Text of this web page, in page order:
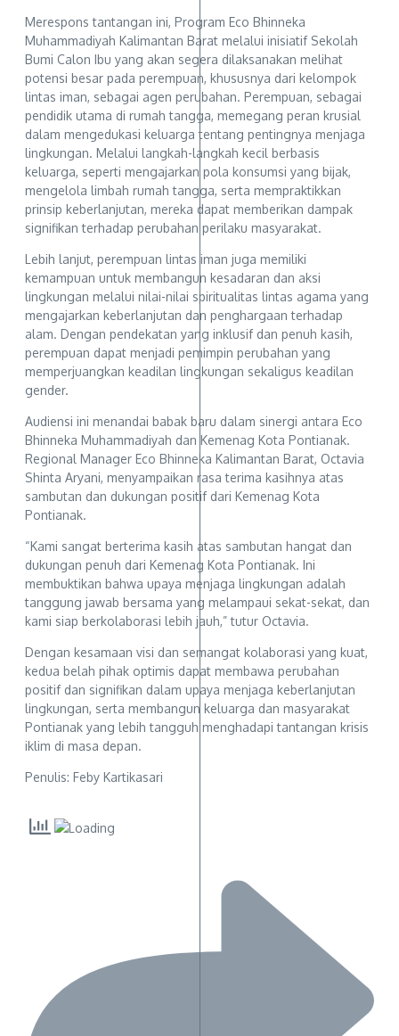
Merespons tantangan ini, Program Eco Bhinneka
Muhammadiyah Kalimantan Barat melalui inisiatif Sekolah
Bumi Calon Ibu yang akan segera dilaksanakan melihat
potensi besar pada perempuan, khususnya dari kelompok
lintas iman, sebagai agen perubahan. Perempuan, sebagai
pendidik utama di rumah tangga, memegang peran krusial
dalam mengedukasi keluarga tentang pentingnya menjaga
lingkungan. Melalui langkah-langkah kecil berbasis
keluarga, seperti mengajarkan pola konsumsi yang bijak,
mengelola limbah rumah tangga, serta mempraktikkan
prinsip keberlanjutan, mereka dapat memberikan dampak
signifikan terhadap perubahan perilaku masyarakat.
Lebih lanjut, perempuan lintas iman juga memiliki
kemampuan untuk membangun kesadaran dan aksi
lingkungan melalui nilai-nilai spiritualitas lintas agama yang
mengajarkan keberlanjutan dan penghargaan terhadap
alam. Dengan pendekatan yang inklusif dan penuh kasih,
perempuan dapat menjadi pemimpin perubahan yang
memperjuangkan keadilan lingkungan sekaligus keadilan
gender.
Audiensi ini menandai babak baru dalam sinergi antara Eco
Bhinneka Muhammadiyah dan Kemenag Kota Pontianak.
Regional Manager Eco Bhinneka Kalimantan Barat, Octavia
Shinta Aryani, menyampaikan rasa terima kasihnya atas
sambutan dan dukungan positif dari Kemenag Kota
Pontianak.
“Kami sangat berterima kasih atas sambutan hangat dan
dukungan penuh dari Kemenag Kota Pontianak. Ini
membuktikan bahwa upaya menjaga lingkungan adalah
tanggung jawab bersama yang melampaui sekat-sekat, dan
kami siap berkolaborasi lebih jauh,” tutur Octavia.
Dengan kesamaan visi dan semangat kolaborasi yang kuat,
kedua belah pihak optimis dapat membawa perubahan
positif dan signifikan dalam upaya menjaga keberlanjutan
lingkungan, serta membangun keluarga dan masyarakat
Pontianak yang lebih tangguh menghadapi tantangan krisis
iklim di masa depan.
Penulis: Feby Kartikasari